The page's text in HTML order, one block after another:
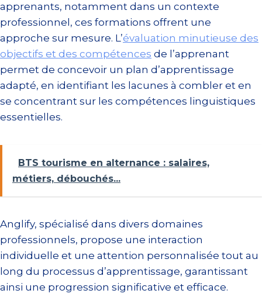
apprenants, notamment dans un contexte
professionnel, ces formations offrent une
approche sur mesure. L’évaluation minutieuse des
objectifs et des compétences de l’apprenant
permet de concevoir un plan d’apprentissage
adapté, en identifiant les lacunes à combler et en
se concentrant sur les compétences linguistiques
essentielles.
BTS tourisme en alternance : salaires,
métiers, débouchés...
Anglify, spécialisé dans divers domaines
professionnels, propose une interaction
individuelle et une attention personnalisée tout au
long du processus d’apprentissage, garantissant
ainsi une progression significative et efficace.